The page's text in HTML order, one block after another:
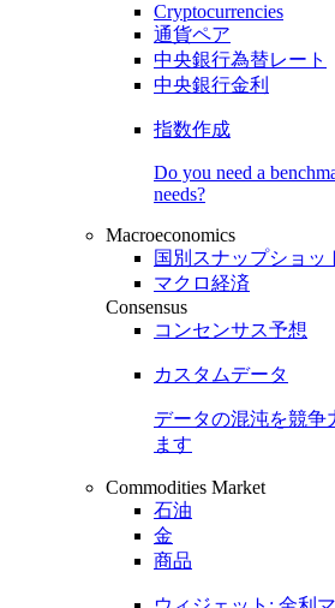
Cryptocurrencies
通貨ペア
中央銀行為替レート
中央銀行金利
指数作成
Do you need a
needs?
Macroeconomics
国別スナップショッ
マクロ経済
Consensus
コンセンサス予想
カスタムデータ
データの混沌を競争
ます
Commodities Market
石油
金
商品